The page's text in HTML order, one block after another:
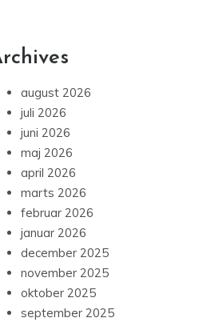
august 2026
juli 2026
juni 2026
maj 2026
april 2026
marts 2026
februar 2026
januar 2026
december 2025
november 2025
oktober 2025
september 2025